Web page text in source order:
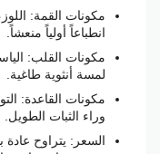
مكونات القمة:
انطباعاً أولياً منعشاً.
مكونات القلب:
لمسة أنثوية طاغية.
مكونات القاعدة:
وراء الثبات الطويل.